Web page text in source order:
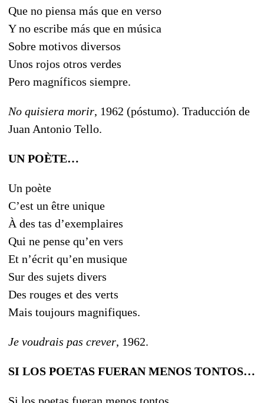
Que no piensa más que en verso
Y no escribe más que en música
Sobre motivos diversos
Unos rojos otros verdes
Pero magníficos siempre.
No quisiera morir, 1962 (póstumo). Traducción de
Juan Antonio Tello.
UN POÈTE…
Un poète
C’est un être unique
À des tas d’exemplaires
Qui ne pense qu’en vers
Et n’écrit qu’en musique
Sur des sujets divers
Des rouges et des verts
Mais toujours magnifiques.
Je voudrais pas crever, 1962.
SI LOS POETAS FUERAN MENOS TONTOS…